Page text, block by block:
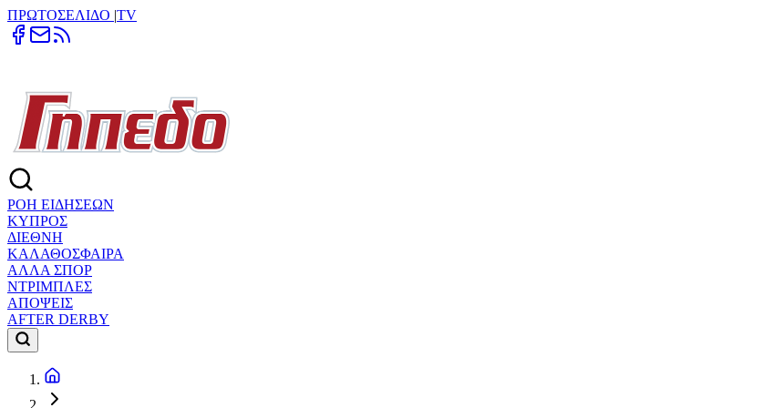
ΠΡΩΤΟΣΕΛΙΔΟ |TV
ΡΟΗ ΕΙΔΗΣΕΩΝ
ΚΥΠΡΟΣ
ΔΙΕΘΝΗ
ΚΑΛΑΘΟΣΦΑΙΡΑ
ΑΛΛΑ ΣΠΟΡ
ΝΤΡΙΜΠΛΕΣ
ΑΠΟΨΕΙΣ
AFTER DERBY